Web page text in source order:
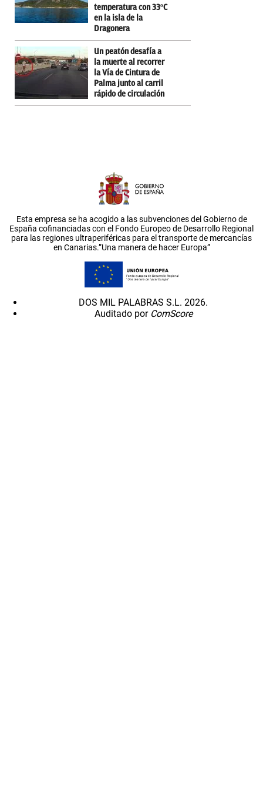
temperatura con 33ºC
en la isla de la
Dragonera
Un peatón desafía a
la muerte al recorrer
la Vía de Cintura de
Palma junto al carril
rápido de circulación
Esta empresa se ha acogido a las subvenciones del Gobierno de
España cofinanciadas con el Fondo Europeo de Desarrollo Regional
para las regiones ultraperiféricas para el transporte de mercancías
en Canarias.”Una manera de hacer Europa”
DOS MIL PALABRAS S.L. 2026.
Auditado por ComScore